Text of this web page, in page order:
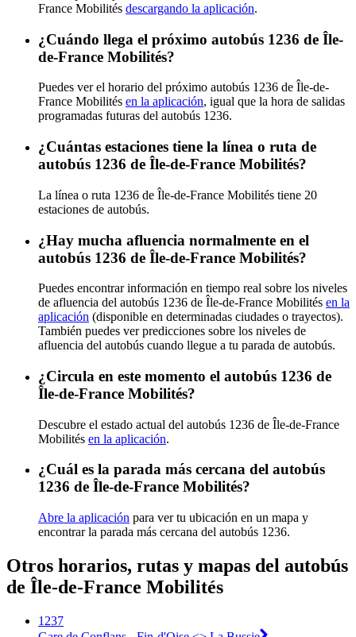
France Mobilités descargando la aplicación.
¿Cuándo llega el próximo autobús 1236 de Île-
de-France Mobilités?
Puedes ver el horario del próximo autobús 1236 de Île-de-
France Mobilités en la aplicación, igual que la hora de salidas
programadas futuras del autobús 1236.
¿Cuántas estaciones tiene la línea o ruta de
autobús 1236 de Île-de-France Mobilités?
La línea o ruta 1236 de Île-de-France Mobilités tiene 20
estaciones de autobús.
¿Hay mucha afluencia normalmente en el
autobús 1236 de Île-de-France Mobilités?
Puedes encontrar información en tiempo real sobre los niveles
de afluencia del autobús 1236 de Île-de-France Mobilités en la
aplicación (disponible en determinadas ciudades o trayectos).
También puedes ver predicciones sobre los niveles de
afluencia del autobús cuando llegue a tu parada de autobús.
¿Circula en este momento el autobús 1236 de
Île-de-France Mobilités?
Descubre el estado actual del autobús 1236 de Île-de-France
Mobilités en la aplicación.
¿Cuál es la parada más cercana del autobús
1236 de Île-de-France Mobilités?
Abre la aplicación para ver tu ubicación en un mapa y
encontrar la parada más cercana del autobús 1236.
Otros horarios, rutas y mapas del autobús
de Île-de-France Mobilités
1237